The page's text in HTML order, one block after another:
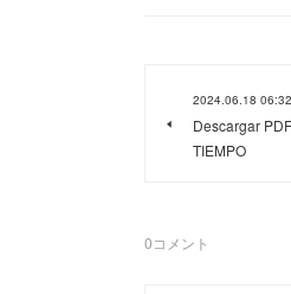
2024.06.18 06:32
Descargar
TIEMPO
0コメント